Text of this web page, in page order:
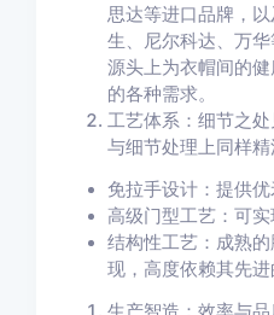
思达等进口品牌，
生、尼尔科达、万
源头上为衣帽间的
的各种需求。
工艺体系：细节之
与细节处理上同样精
免拉手设计：提供
高级门型工艺：可
结构性工艺：成熟
现，高度依赖其先